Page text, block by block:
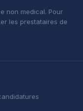
non medical. Pour
les prestataires de